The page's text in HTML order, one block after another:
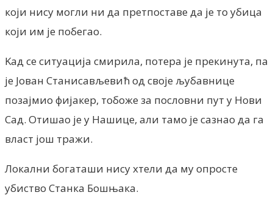
који нису могли ни да претпоставе да је то убица
који им је побегао.
Kад се ситуација смирила, потера је прекинута, па
је Јован Станисављевић од своје љубавнице
позајмио фијакер, тобоже за пословни пут у Нови
Сад. Отишао је у Нашице, али тамо је сазнао да га
власт још тражи.
Локални богаташи нису хтели да му опросте
убиство Станка Бошњака.